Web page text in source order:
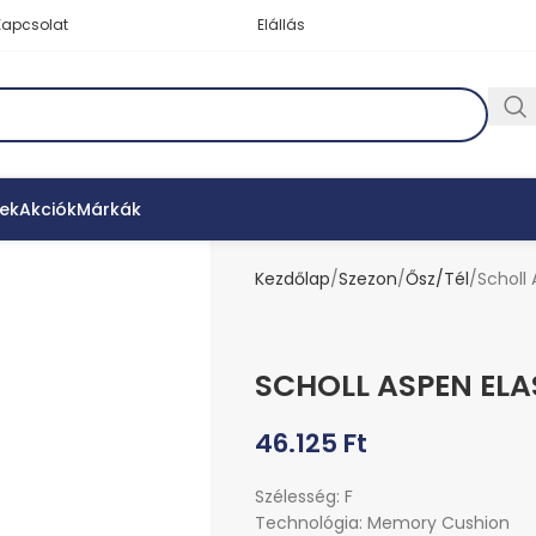
Elállás
AkciókMárkák
Kezdőlap Szezon Ősz/Tél Scholl
SCHOLL ASPEN
46.125 Ft
Szélesség: F
Technológia: Memory Cushion